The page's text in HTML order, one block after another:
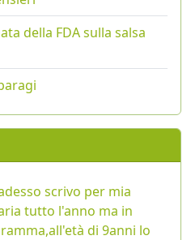
della FDA sulla salsa
scrivo per mia
tutto l'anno ma in
di 9anni lo